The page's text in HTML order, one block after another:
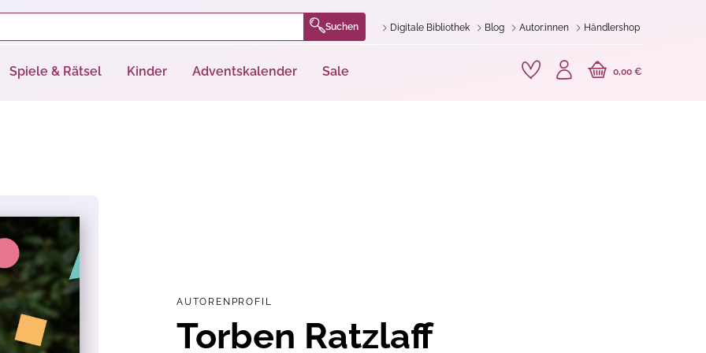
Suchen Digitale Bibliothek Blog Autor:innen Händlershop
Spiele & Rätsel Kinder Adventskalender Sale 0,00 €
AUTORENPROFIL
Torben Ratzlaff